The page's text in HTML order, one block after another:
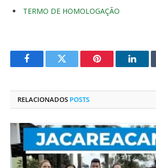
TERMO DE HOMOLOGAÇÃO
FacebookTwitter Pinterest O
RELACIONADOS POSTS